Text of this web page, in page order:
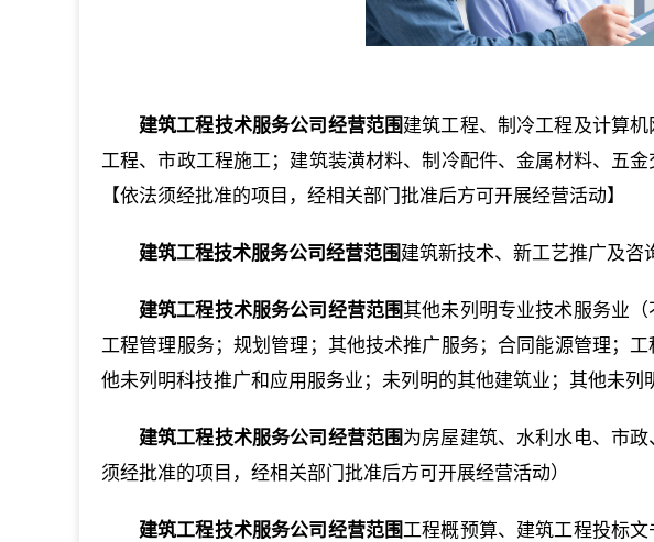
建筑工程技术服务公司经营范围建筑工程、制冷工程及计算
工程、市政工程施工；建筑装潢材料、制冷配件、金属材料、五
【依法须经批准的项目，经相关部门批准后方可开展经营活动】
建筑工程技术服务公司经营范围建筑新技术、新工艺推广及咨
建筑工程技术服务公司经营范围其他未列明专业技术服务业
工程管理服务；规划管理；其他技术推广服务；合同能源管理；
他未列明科技推广和应用服务业；未列明的其他建筑业；其他未列
建筑工程技术服务公司经营范围为房屋建筑、水利水电、市
须经批准的项目，经相关部门批准后方可开展经营活动）
建筑工程技术服务公司经营范围工程概预算、建筑工程投标